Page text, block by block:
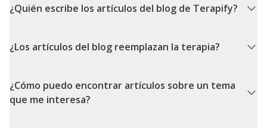
¿Quién escribe los artículos del blog de Terapify?
¿Los artículos del blog reemplazan la terapia?
¿Cómo puedo encontrar artículos sobre un tema
que me interesa?